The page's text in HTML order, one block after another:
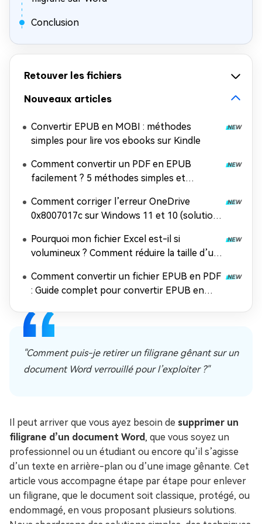
Conclusion
Retouver les fichiers
Nouveaux articles
Convertir EPUB en MOBI : méthodes
simples pour lire vos ebooks sur Kindle
Comment convertir un PDF en EPUB
facilement ? 5 méthodes simples et
Comment corriger l’erreur OneDrive
0x8007017c sur Windows 11 et 10 (solution
Pourquoi mon fichier Excel est-il si
volumineux ? Comment réduire la taille d’un
Comment convertir un fichier EPUB en PDF
: Guide complet pour convertir EPUB en
"Comment puis-je retirer un filigrane gênant sur un
document Word verrouillé pour l’exploiter ?"
Il peut arriver que vous ayez besoin de supprimer un
filigrane d’un document Word, que vous soyez un
professionnel ou un étudiant ou encore qu’il s’agisse
d’un texte en arrière-plan ou d’une image gênante. Cet
article vous accompagne étape par étape pour enlever
un filigrane, que le document soit classique, protégé, ou
endommagé, en vous proposant plusieurs solutions.